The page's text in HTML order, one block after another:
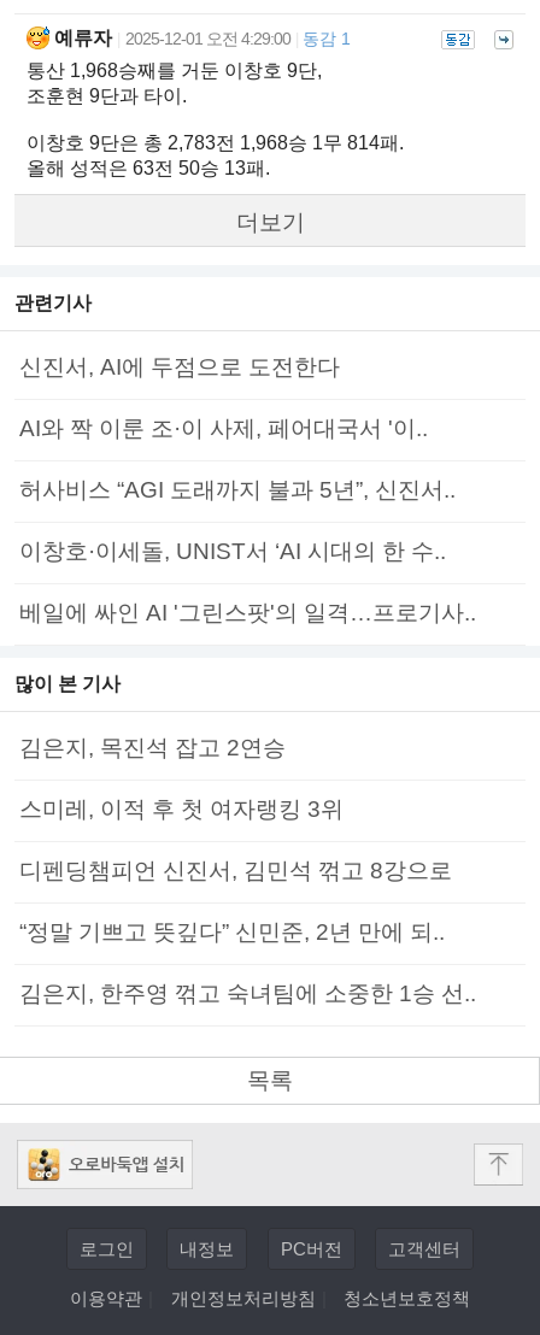
예류자 2025-12-01 오전 4:29:00 동감 1
통산 1,968승째를 거둔 이창호 9단,
조훈현 9단과 타이.
이창호 9단은 총 2,783전 1,968승 1무 814패.
올해 성적은 63전 50승 13패.
더보기
관련기사
신진서, AI에 두점으로 도전한다
AI와 짝 이룬 조·이 사제, 페어대국서 '이..
허사비스 “AGI 도래까지 불과 5년”, 신진서..
이창호·이세돌, UNIST서 ‘AI 시대의 한 수..
베일에 싸인 AI '그린스팟'의 일격…프로기사..
많이 본 기사
김은지, 목진석 잡고 2연승
스미레, 이적 후 첫 여자랭킹 3위
디펜딩챔피언 신진서, 김민석 꺾고 8강으로
“정말 기쁘고 뜻깊다” 신민준, 2년 만에 되..
김은지, 한주영 꺾고 숙녀팀에 소중한 1승 선..
목록
로그인 내정보 PC버전 고객센터
이용약관 개인정보처리방침 청소년보호정책